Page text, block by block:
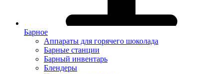
Барное
Аппараты для горячего шоколада
Барные станции
Барный инвентарь
Блендеры